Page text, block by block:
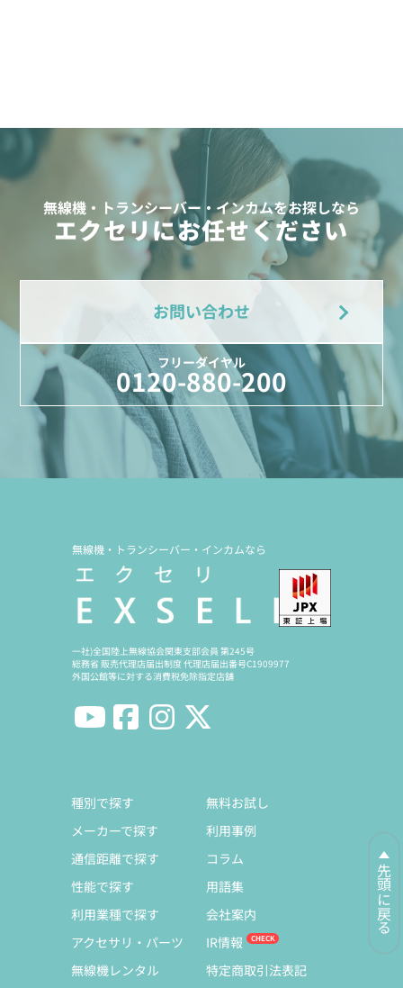
無線機・トランシーバー・インカムをお探しなら
エクセリにお任せください
お問い合わせ
フリーダイヤル
0120-880-200
先頭に戻る
無線機・トランシーバー・インカムなら
一社)全国陸上無線協会関東支部会員 第245号
総務省 販売代理店届出制度 代理店届出番号C1909977
外国公館等に対する消費税免除指定店舗
種別で探す
メーカーで探す
通信距離で探す
性能で探す
利用業種で探す
アクセサリ・パーツ
無線機レンタル
無料お試し
利用事例
コラム
用語集
会社案内
IR情報
特定商取引法表記